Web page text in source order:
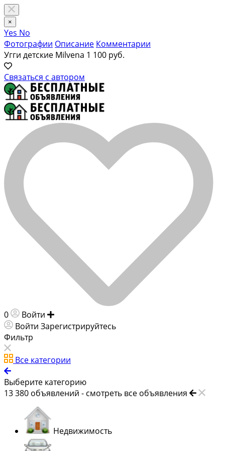
×
Yes No
Фотографии Описание Комментарии
Угги детские Milvena 1 100 руб.
Связаться с автором
0 Войти
Войти Зарегистрируйтесь
Фильтр
Все категории
Выберите категорию
13 380 объявлений - смотреть все объявления
Недвижимость